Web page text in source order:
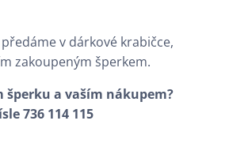
v dárkové krabičce,
zakoupeným šperkem.
šperku a vaším nákupem?
736 114 115